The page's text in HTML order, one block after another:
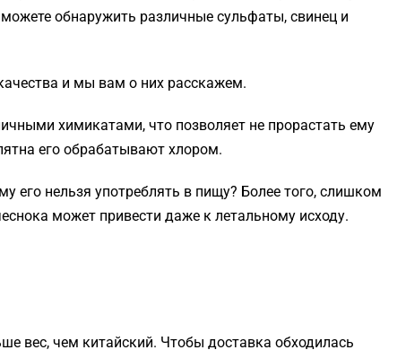
обнаружить различные сульфаты, свинец и
и мы вам о них расскажем.
химикатами, что позволяет не прорастать ему
его обрабатывают хлором.
его нельзя употреблять в пищу? Более того, слишком
может привести даже к летальному исходу.
вес, чем китайский. Чтобы доставка обходилась